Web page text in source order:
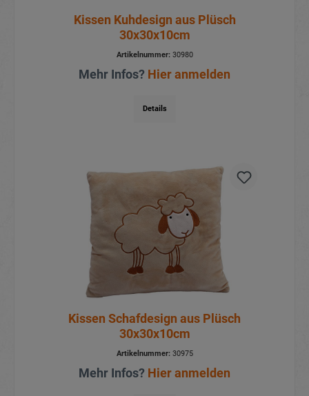
Kissen Kuhdesign aus Plüsch
30x30x10cm
Artikelnummer:30980
Mehr Infos? Hier anmelden
Details
Kissen Schafdesign aus Plüsch
30x30x10cm
Artikelnummer:30975
Mehr Infos? Hier anmelden